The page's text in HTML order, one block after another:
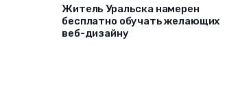
Житель Уральска намерен
бесплатно обучать желающих
веб-дизайну